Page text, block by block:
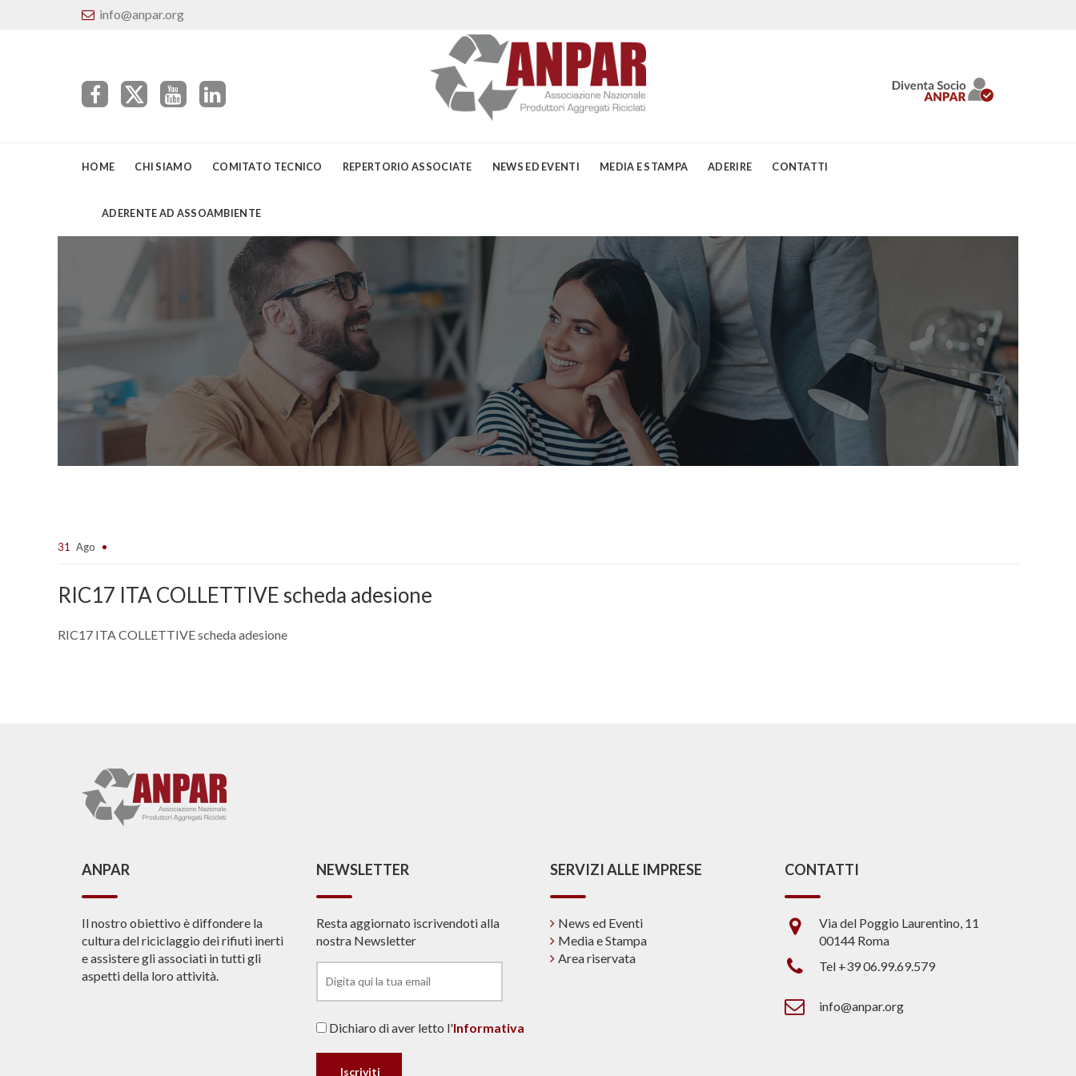
info@anpar.org
HOME CHI SIAMO COMITATO TECNICO REPERTORIO ASSOCIATE NEWS ED EVENTI MEDIA E STAMPA ADERIRE CONTATTI
ADERENTE AD ASSOAMBIENTE
31 Ago
RIC17 ITA COLLETTIVE scheda adesione
RIC17 ITA COLLETTIVE scheda adesione
ANPAR
Il nostro obiettivo è diffondere la
cultura del riciclaggio dei rifiuti inerti
e assistere gli associati in tutti gli
aspetti della loro attività.
NEWSLETTER
Resta aggiornato iscrivendoti alla
nostra Newsletter
Dichiaro di aver letto l'Informativa
SERVIZI ALLE IMPRESE
News ed Eventi
Media e Stampa
Area riservata
CONTATTI
Via del Poggio Laurentino, 11
00144 Roma
Tel +39 06.99.69.579
info@anpar.org